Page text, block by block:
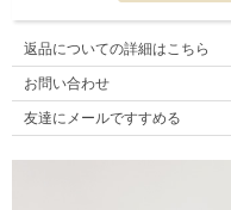
返品についての詳細はこちら
お問い合わせ
友達にメールですすめる